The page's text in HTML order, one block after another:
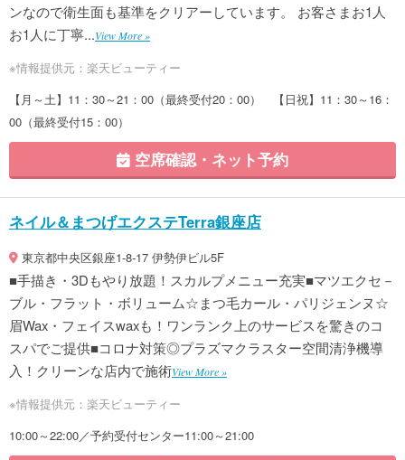
ンなので衛生面も基準をクリアーしています。 お客さまお1人
お1人に丁寧...View More »
※情報提供元：楽天ビューティー
【月～土】11：30～21：00（最終受付20：00） 【日祝】11：30～16：
00（最終受付15：00）
空席確認・ネット予約
ネイル＆まつげエクステTerra銀座店
東京都中央区銀座1-8-17 伊勢伊ビル5F
■手描き・3Dもやり放題！スカルプメニュー充実■マツエクセ－
ブル・フラット・ボリューム☆まつ毛カール・パリジェンヌ☆
眉Wax・フェイスwaxも！ワンランク上のサービスを驚きのコ
スパでご提供■コロナ対策◎プラズマクラスター空間清浄機導
入！クリーンな店内で施術View More »
※情報提供元：楽天ビューティー
10:00～22:00／予約受付センター11:00～21:00